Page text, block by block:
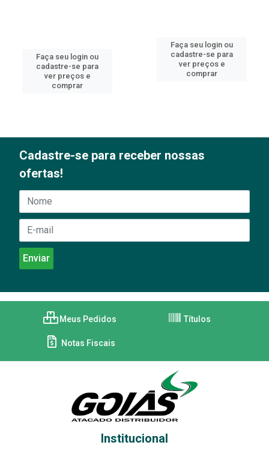
Faça seu login ou
cadastre-se para
ver preços e
comprar
Faça seu login ou
cadastre-se para
ver preços e
comprar
Cadastre-se para receber nossas
ofertas!
Meus Pedidos Títulos
Notas Fiscais
Institucional